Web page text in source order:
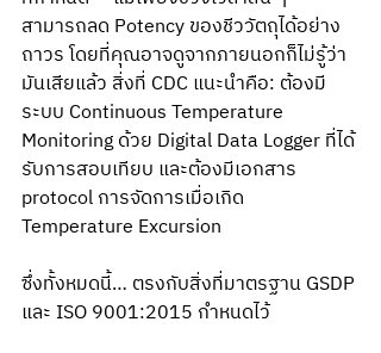
สามารถลด Potency ของชีววัตถุได้อย่าง
ถาวร โดยที่คุณอาจดูจากภายนอกก็ไม่รู้ว่า
มันเสียแล้ว สิ่งที่ CDC แนะนำคือ: ต้องมี
ระบบ Continuous Temperature
Monitoring ด้วย Digital Data Logger ที่ได้
รับการสอบเทียบ และต้องมีเอกสาร
protocol การจัดการเมื่อเกิด
Temperature Excursion
ซึ่งทั้งหมดนี้… ตรงกับสิ่งที่มาตรฐาน GSDP
และ ISO 9001:2015 กำหนดไว้